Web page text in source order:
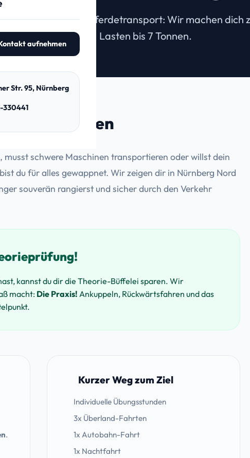
aufnehmen
Str. 95, Nürnberg
330441
Boot oder Pferdetransport: Wir machen dich
Lasten bis 7 Tonnen.
Lasten
schwere Maschinen transportieren oder willst dein
du für alles gewappnet. Wir zeigen dir in Nürnberg Nord
souverän rangierst und sicher durch den Verkehr
kannst du dir die Theorie-Büffelei sparen. Wir
macht: Die Praxis! Ankuppeln, Rückwärtsfahren und das
.
Kurzer Weg zum Ziel
Individuelle Übungsstunden
3x Überland-Fahrten
1x Autobahn-Fahrt
1x Nachtfahrt